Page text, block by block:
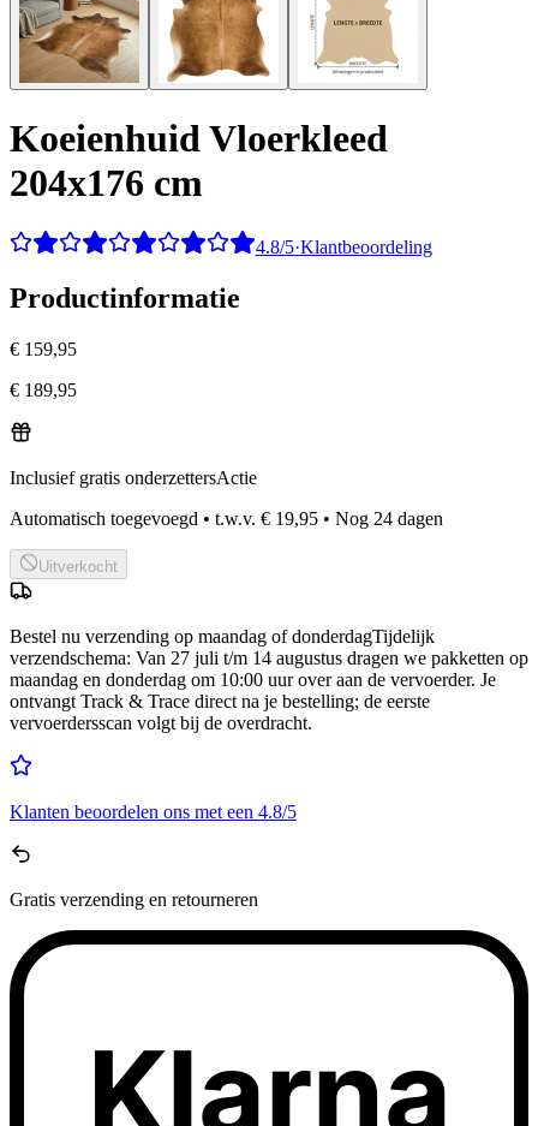
Koeienhuid Vloerkleed
204x176 cm
4.8/5·Klantbeoordeling
Productinformatie
€ 159,95
€ 189,95
Inclusief gratis onderzettersActie
Automatisch toegevoegd • t.w.v. € 19,95 • Nog 24 dagen
Uitverkocht
Bestel nu verzending op maandag of donderdagTijdelijk
verzendschema: Van 27 juli t/m 14 augustus dragen we pakketten op
maandag en donderdag om 10:00 uur over aan de vervoerder. Je
ontvangt Track & Trace direct na je bestelling; de eerste
vervoerdersscan volgt bij de overdracht.
Klanten beoordelen ons met een 4.8/5
Gratis verzending en retourneren
Klarna